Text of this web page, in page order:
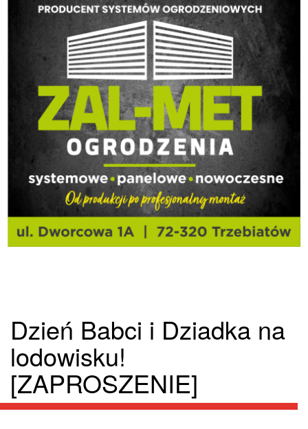
Dzień Babci i Dziadka na
lodowisku!
[ZAPROSZENIE]